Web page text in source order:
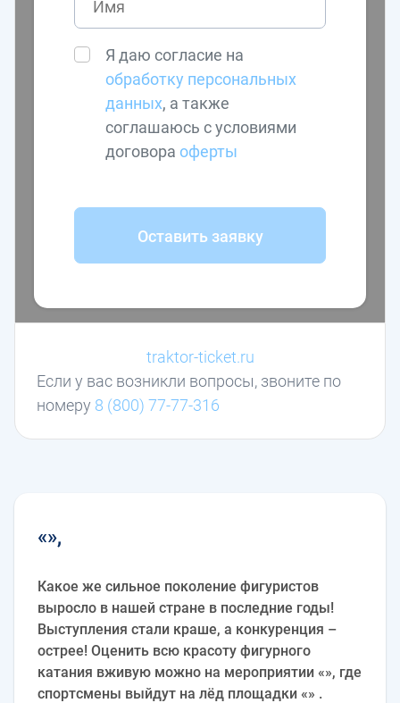
Я даю согласие на
обработку персональных
данных, а также
соглашаюсь с условиями
договора оферты
Оставить заявку
Если у вас возникли вопросы, звоните по
номеру 8 (800) 77-77-316
traktor-ticket.ru
«»,
Какое же сильное поколение фигуристов
выросло в нашей стране в последние годы!
Выступления стали краше, а конкуренция –
острее! Оценить всю красоту фигурного
катания вживую можно на мероприятии «», где
спортсмены выйдут на лёд площадки «» .